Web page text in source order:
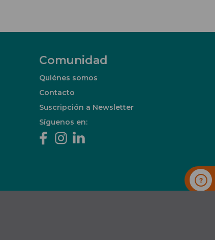
Comunidad
Quiénes somos
Contacto
Suscripción a Newsletter
Síguenos en: